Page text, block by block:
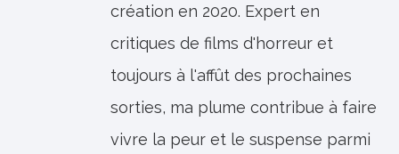
création en 2020. Expert en
critiques de films d'horreur et
toujours à l'affût des prochaines
sorties, ma plume contribue à faire
vivre la peur et le suspense parmi